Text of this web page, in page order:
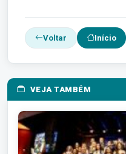
Voltar Início
VEJA TAMBÉM